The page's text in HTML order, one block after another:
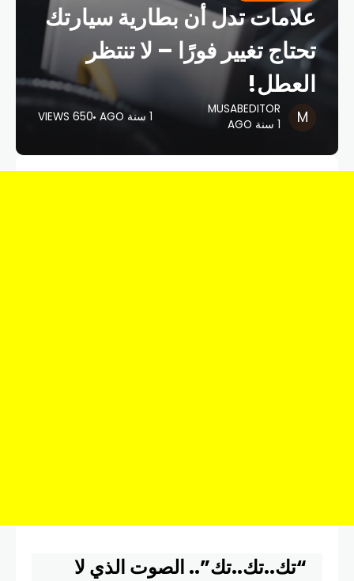
علامات تدل أن بطارية سيارتك
تحتاج تغيير فورًا – لا تنتظر
العطل!
MUSABEDITOR
1 سنة AGO
1 سنة AGO 650 VIEWS
“تك..تك..تك”.. الصوت الذي لا